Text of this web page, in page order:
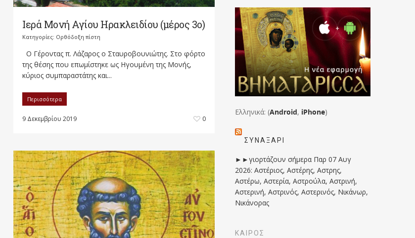
Ιερά Μονή Αγίου Ηρακλειδίου (μέρος 3ο)
Κατηγορίες: Ορθόδοξη πίστη
Ο Γέροντας π. Λάζαρος ο Σταυροβουνιώτης. Στο φόρτο
της θέσης που επωμίστηκε ως Ηγουμένη της Μονής,
κύριος συμπαραστάτης και...
Περισσότερα
9 Δεκεμβρίου 2019 0
Ελληνικά: (Android, iPhone)
ΣΥΝΑΞΆΡΙ
►►γιορτάζουν σήμερα Παρ 07 Αυγ
2026: Αστέριος, Αστέρης, Αστρης,
Αστέρω, Αστερία, Αστρούλα, Αστρινή,
Αστερινή, Αστρινός, Αστερινός, Νικάνωρ,
Νικάνορας
ΚΑΙΡΟΣ